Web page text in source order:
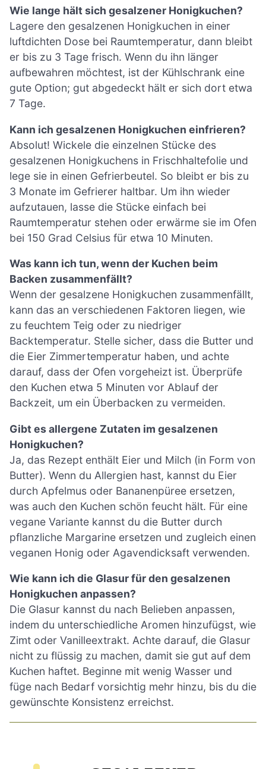
Wie lange hält sich gesalzener Honigkuchen?
Lagere den gesalzenen Honigkuchen in einer
luftdichten Dose bei Raumtemperatur, dann bleibt
er bis zu 3 Tage frisch. Wenn du ihn länger
aufbewahren möchtest, ist der Kühlschrank eine
gute Option; gut abgedeckt hält er sich dort etwa
7 Tage.
Kann ich gesalzenen Honigkuchen einfrieren?
Absolut! Wickele die einzelnen Stücke des
gesalzenen Honigkuchens in Frischhaltefolie und
lege sie in einen Gefrierbeutel. So bleibt er bis zu
3 Monate im Gefrierer haltbar. Um ihn wieder
aufzutauen, lasse die Stücke einfach bei
Raumtemperatur stehen oder erwärme sie im Ofen
bei 150 Grad Celsius für etwa 10 Minuten.
Was kann ich tun, wenn der Kuchen beim
Backen zusammenfällt?
Wenn der gesalzene Honigkuchen zusammenfällt,
kann das an verschiedenen Faktoren liegen, wie
zu feuchtem Teig oder zu niedriger
Backtemperatur. Stelle sicher, dass die Butter und
die Eier Zimmertemperatur haben, und achte
darauf, dass der Ofen vorgeheizt ist. Überprüfe
den Kuchen etwa 5 Minuten vor Ablauf der
Backzeit, um ein Überbacken zu vermeiden.
Gibt es allergene Zutaten im gesalzenen
Honigkuchen?
Ja, das Rezept enthält Eier und Milch (in Form von
Butter). Wenn du Allergien hast, kannst du Eier
durch Apfelmus oder Bananenpüree ersetzen,
was auch den Kuchen schön feucht hält. Für eine
vegane Variante kannst du die Butter durch
pflanzliche Margarine ersetzen und zugleich einen
veganen Honig oder Agavendicksaft verwenden.
Wie kann ich die Glasur für den gesalzenen
Honigkuchen anpassen?
Die Glasur kannst du nach Belieben anpassen,
indem du unterschiedliche Aromen hinzufügst, wie
Zimt oder Vanilleextrakt. Achte darauf, die Glasur
nicht zu flüssig zu machen, damit sie gut auf dem
Kuchen haftet. Beginne mit wenig Wasser und
füge nach Bedarf vorsichtig mehr hinzu, bis du die
gewünschte Konsistenz erreichst.